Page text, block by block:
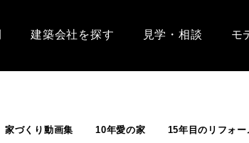
建築会社を探す 見学・相談 モ
家づくり動画集 10年愛の家 15年目のリフォー